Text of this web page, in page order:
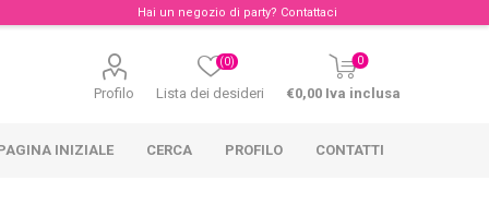
Hai un negozio di party? Contattaci
Profilo Lista dei desideri
(0) 0
€0,00 Iva inclusa
INIZIALE CERCA PROFILO CONTATTI